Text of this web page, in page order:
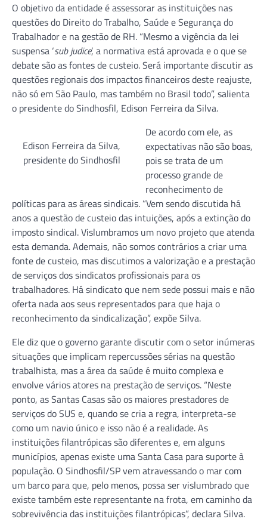
O objetivo da entidade é assessorar as instituições nas
questões do Direito do Trabalho, Saúde e Segurança do
Trabalhador e na gestão de RH. “Mesmo a vigência da lei
suspensa ‘sub judice’, a normativa está aprovada e o que se
debate são as fontes de custeio. Será importante discutir as
questões regionais dos impactos financeiros deste reajuste,
não só em São Paulo, mas também no Brasil todo”, salienta
o presidente do Sindhosfil, Edison Ferreira da Silva.
Edison Ferreira da Silva,
presidente do Sindhosfil
De acordo com ele, as
expectativas não são boas,
pois se trata de um
processo grande de
reconhecimento de
políticas para as áreas sindicais. “Vem sendo discutida há
anos a questão de custeio das intuições, após a extinção do
imposto sindical. Vislumbramos um novo projeto que atenda
esta demanda. Ademais, não somos contrários a criar uma
fonte de custeio, mas discutimos a valorização e a prestação
de serviços dos sindicatos profissionais para os
trabalhadores. Há sindicato que nem sede possui mais e não
oferta nada aos seus representados para que haja o
reconhecimento da sindicalização”, expõe Silva.
Ele diz que o governo garante discutir com o setor inúmeras
situações que implicam repercussões sérias na questão
trabalhista, mas a área da saúde é muito complexa e
envolve vários atores na prestação de serviços. “Neste
ponto, as Santas Casas são os maiores prestadores de
serviços do SUS e, quando se cria a regra, interpreta-se
como um navio único e isso não é a realidade. As
instituições filantrópicas são diferentes e, em alguns
municípios, apenas existe uma Santa Casa para suporte à
população. O Sindhosfil/SP vem atravessando o mar com
um barco para que, pelo menos, possa ser vislumbrado que
existe também este representante na frota, em caminho da
sobrevivência das instituições filantrópicas”, declara Silva.